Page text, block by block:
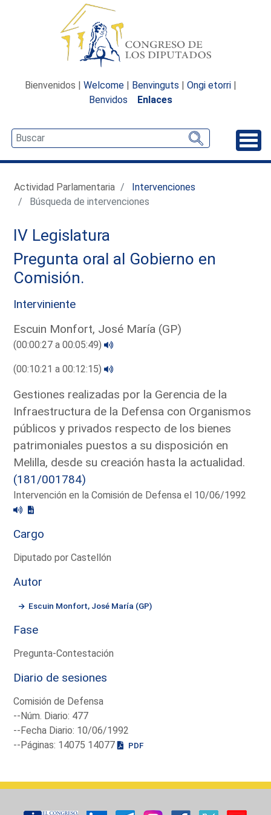
Bienvenidos | Welcome | Benvinguts | Ongi etorri |
Benvidos
Enlaces
Actividad Parlamentaria
Intervenciones
Búsqueda de intervenciones
IV Legislatura
Pregunta oral al Gobierno en
Comisión.
Interviniente
Escuin Monfort, José María (GP)
(00:00:27 a 00:05:49)
(00:10:21 a 00:12:15)
Gestiones realizadas por la Gerencia de la
Infraestructura de la Defensa con Organismos
públicos y privados respecto de los bienes
patrimoniales puestos a su disposición en
Melilla, desde su creación hasta la actualidad.
(181/001784)
Intervención en la Comisión de Defensa el 10/06/1992
Cargo
Diputado por Castellón
Autor
Escuin Monfort, José María (GP)
Fase
Pregunta-Contestación
Diario de sesiones
Comisión de Defensa
--Núm. Diario: 477
--Fecha Diario: 10/06/1992
--Páginas: 14075 14077
PDF